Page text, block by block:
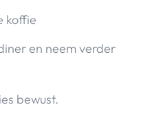
koffie
en neem verder
bewust.